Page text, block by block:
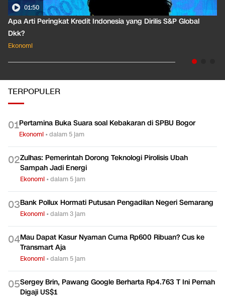
01:50
Apa Arti Peringkat Kredit Indonesia yang Dirilis S&P Global
Dkk?
Ekonomi
TERPOPULER
01Pertamina Buka Suara soal Kebakaran di SPBU Bogor
Ekonomi •dalam 5 jam
02Zulhas: Pemerintah Dorong Teknologi Pirolisis Ubah
Sampah Jadi Energi
Ekonomi •dalam 5 jam
03Bank Pollux Hormati Putusan Pengadilan Negeri Semarang
Ekonomi •dalam 3 jam
04Mau Dapat Kasur Nyaman Cuma Rp600 Ribuan? Cus ke
Transmart Aja
Ekonomi •dalam 5 jam
05Sergey Brin, Pawang Google Berharta Rp4.763 T Ini Pernah
Digaji US$1